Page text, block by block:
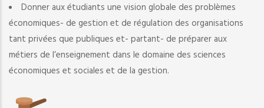
Donner aux étudiants une vision globale des problèmes
économiques- de gestion et de régulation des organisations
tant privées que publiques et- partant- de préparer aux
métiers de l’enseignement dans le domaine des sciences
économiques et sociales et de la gestion.